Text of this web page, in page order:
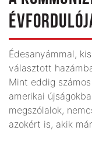
Édesanyámmal,
választott
Mint eddig
amerikai
megszólalok,
azokért is, akik